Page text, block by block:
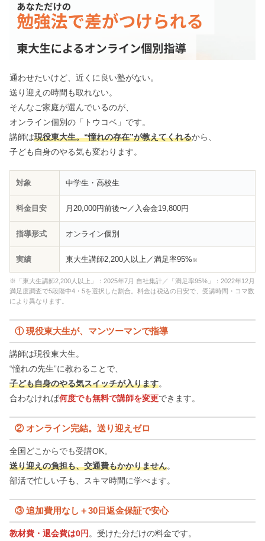
通わせたいけど、近くに良い塾がない。
送り迎えの時間も取れない。
そんなご家庭が選んでいるのが、
オンライン個別の「トウコベ」です。
講師は現役東大生。“憧れの存在”が教えてくれるから、
子ども自身のやる気も変わります。
対象 中学生・高校生
料金目安 月20,000円前後〜／入会金19,800円
指導形式 オンライン個別
実績 東大生講師2,200人以上／満足率95% ※
※「東大生講師2,200人以上」：2025年7月 自社集計／「満足率95%」：2022年12月
満足度調査で5段階中4・5を選択した割合。料金は税込の目安で、受講時間・コマ数
により異なります。
① 現役東大生が、マンツーマンで指導
講師は現役東大生。
“憧れの先生”に教わることで、
子ども自身のやる気スイッチが入ります。
合わなければ何度でも無料で講師を変更できます。
② オンライン完結。送り迎えゼロ
全国どこからでも受講OK。
送り迎えの負担も、交通費もかかりません。
部活で忙しい子も、スキマ時間に学べます。
③ 追加費用なし＋30日返金保証で安心
教材費・退会費は0円 。受けた分だけの料金です。